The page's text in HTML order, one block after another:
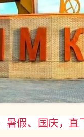
暑假、国庆，直